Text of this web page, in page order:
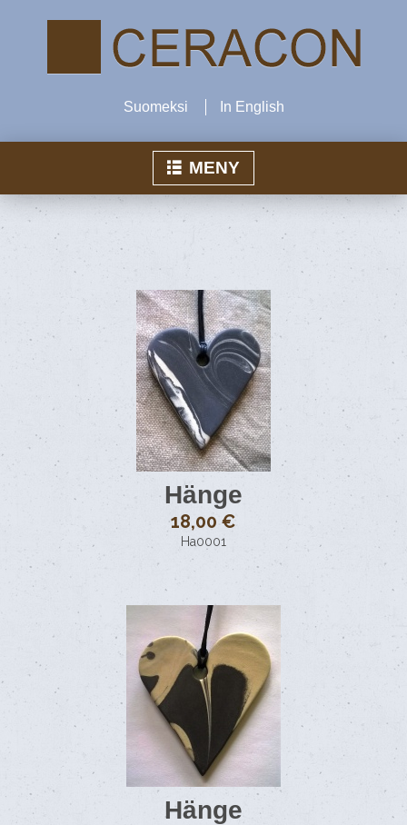
Suomeksi In English
MENY
Ceracon Inn
Air-verksamhet
Kontakta oss
Länkar
Hänge
18,00 €
Ha0001
Hänge